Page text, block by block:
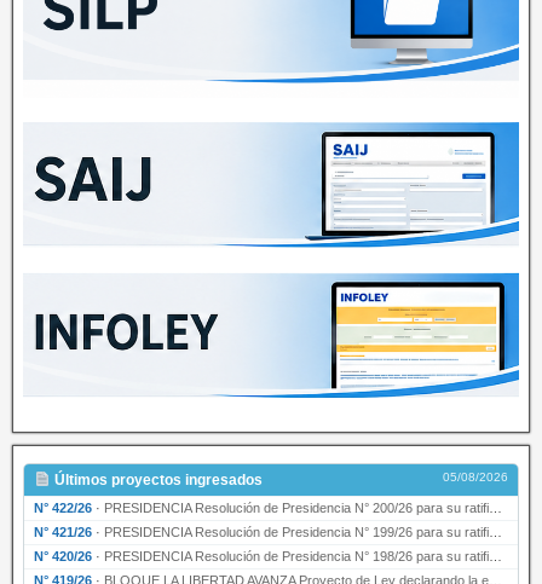
Últimos proyectos ingresados 05/08/2026
N° 422/26 · PRESIDENCIA Resolución de Presidencia N° 200/26 para su ratificación.
N° 421/26 · PRESIDENCIA Resolución de Presidencia N° 199/26 para su ratificación.
N° 420/26 · PRESIDENCIA Resolución de Presidencia N° 198/26 para su ratificación.
N° 419/26 · BLOQUE LA LIBERTAD AVANZA Proyecto de Ley declarando la esencialidad del servicio educativ…